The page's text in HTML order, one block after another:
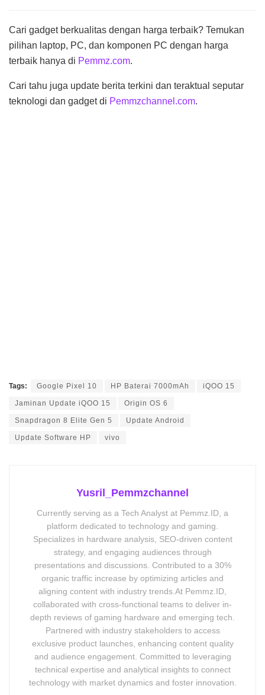
Cari gadget berkualitas dengan harga terbaik? Temukan
pilihan laptop, PC, dan komponen PC dengan harga
terbaik hanya di Pemmz.com.
Cari tahu juga update berita terkini dan teraktual seputar
teknologi dan gadget di Pemmzchannel.com.
Tags: Google Pixel 10 HP Baterai 7000mAh iQOO 15
Jaminan Update iQOO 15 Origin OS 6
Snapdragon 8 Elite Gen 5 Update Android
Update Software HP vivo
Yusril_Pemmzchannel
Currently serving as a Tech Analyst at Pemmz.ID, a
platform dedicated to technology and gaming.
Specializes in hardware analysis, SEO-driven content
strategy, and engaging audiences through
presentations and discussions. Contributed to a 30%
organic traffic increase by optimizing articles and
aligning content with industry trends.At Pemmz.ID,
collaborated with cross-functional teams to deliver in-
depth reviews of gaming hardware and emerging tech.
Partnered with industry stakeholders to access
exclusive product launches, enhancing content quality
and audience engagement. Committed to leveraging
technical expertise and analytical insights to connect
technology with market dynamics and foster innovation.